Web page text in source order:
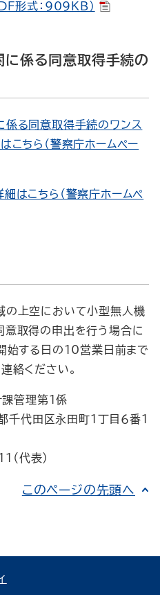
形式：909KB）
係る同意取得手続の
る同意取得手続のワンス
こちら（警察庁ホームペー
はこちら（警察庁ホームペ
の上空において小型無人機
取得の申出を行う場合に
始する日の10営業日前まで
絡ください。
理第１係
田区永田町１丁目６番１
代表）
このページの先頭へ